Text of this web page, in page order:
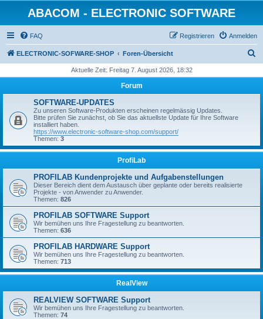
ABACOM - ELECTRONIC SOFTWARE
FAQ Anmelden
Registrieren
ELECTRONIC-SOFWARE-SHOP Foren-Übersicht
h
Aktuelle Zeit: Freitag 7. August 2026, 18:32
Forum
SOFTWARE-UPDATES
Zu unseren Software-Produkten erscheinen regelmässig Updates.
Bitte prüfen Sie zunächst, ob Sie das aktuellste Update für Ihre Software
installiert haben.
https://www.electronic-software-shop.com/support/
Themen: 3
ProfiLab
PROFILAB Kundenprojekte und Aufgabenstellungen
Dieser Bereich dient dem Austausch über geplante oder bereits realisierte
Projekte - von Anwender zu Anwender.
Themen: 826
PROFILAB SOFTWARE Support
Wir bemühen uns Ihre Fragestellung zu beantworten.
Themen: 636
PROFILAB HARDWARE Support
Wir bemühen uns Ihre Fragestellung zu beantworten.
Themen: 713
RealView
REALVIEW SOFTWARE Support
Wir bemühen uns Ihre Fragestellung zu beantworten.
Themen: 74